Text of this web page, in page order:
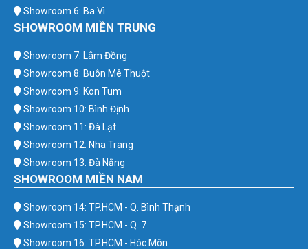
Showroom 6: Ba Vì
SHOWROOM MIỀN TRUNG
Showroom 7: Lâm Đồng
Showroom 8: Buôn Mê Thuột
Showroom 9: Kon Tum
Showroom 10: Bình Định
Showroom 11: Đà Lạt
Showroom 12: Nha Trang
Showroom 13: Đà Nẵng
SHOWROOM MIỀN NAM
Showroom 14: TP.HCM - Q. Bình Thạnh
Showroom 15: TP.HCM - Q. 7
Showroom 16: TP.HCM - Hóc Môn